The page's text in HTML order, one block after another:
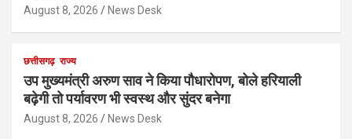
August 8, 2026 News Desk
छत्तीसगढ़ राज्य
उप मुख्यमंत्री अरुण साव ने किया पौधारोपण, बोले हरियाली
बढ़ेगी तो पर्यावरण भी स्वस्थ और सुंदर बनेगा
August 8, 2026 News Desk